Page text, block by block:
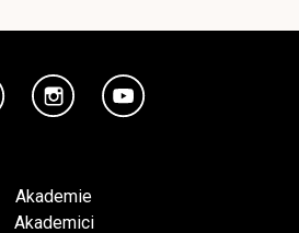
Akademie
Akademici